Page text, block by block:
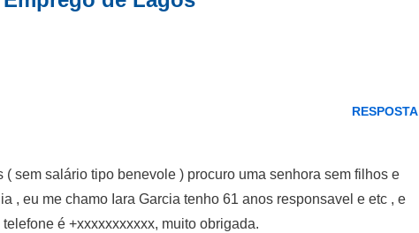
RESPOSTA
sem salário tipo benevole ) procuro uma senhora sem filhos e
, eu me chamo Iara Garcia tenho 61 anos responsavel e etc , e
é +xxxxxxxxxxx, muito obrigada.